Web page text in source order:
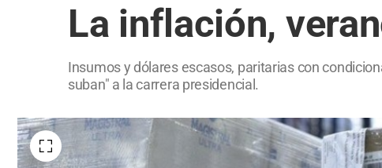
La inflación,
Insumos y dólares escasos, paritarias con
suban" a la carrera presidencial.